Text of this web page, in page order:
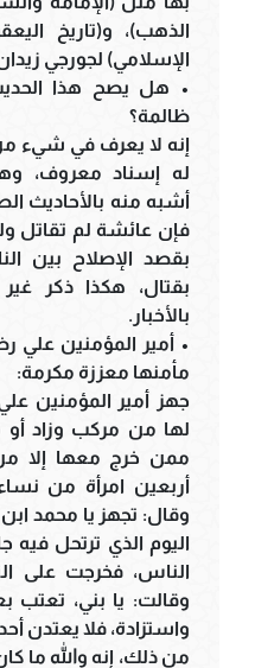
الذهب)، و(تاريخ
الإسلامي) لجورجي
• هل يصح هذا
ظالمة؟
إنه لا يعرف في شيء
له إسناد معروف،
أشبه منه بالأحاديث
فإن عائشة لم تقاتل
بقصد الإصلاح بين
بقتال، هكذا ذكر
بالأخبار.
• أمير المؤمنين علي
مأمنها معززة مكرمة:
جهز أمير المؤمنين
لها من مركب وزاد أو
ممن خرج معها إلا من
أربعين امرأة من
وقال: تجهز يا محمد ابن
اليوم الذي ترتحل
الناس، فخرجت على
وقالت: يا بني،
واستزادة، فلا يعتدن
من ذلك، إنه والله ما